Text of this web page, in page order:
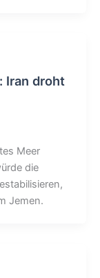
Iran droht
Meer
die
Jemen.